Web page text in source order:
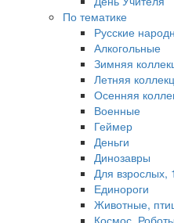
По тематике
Русские
Алкогольные
Зимняя
Летняя
Осенняя
Военные
Геймер
Деньги
Динозавры
Для взрослых,
Единороги
Животные,
Космос, Роботы